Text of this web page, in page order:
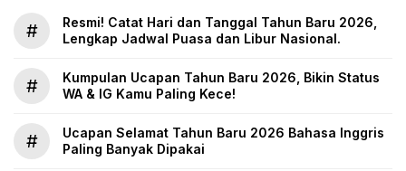
#
Resmi! Catat Hari dan Tanggal Tahun Baru 2026,
Lengkap Jadwal Puasa dan Libur Nasional.
#
Kumpulan Ucapan Tahun Baru 2026, Bikin Status
WA & IG Kamu Paling Kece!
#
Ucapan Selamat Tahun Baru 2026 Bahasa Inggris
Paling Banyak Dipakai